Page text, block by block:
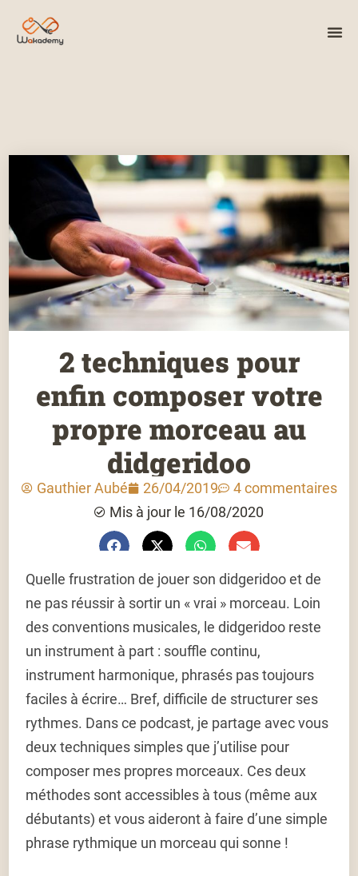
2 techniques pour
enfin composer votre
propre morceau au
didgeridoo
Gauthier Aubé 26/04/2019
4 commentaires
Mis à jour le 16/08/2020
Quelle frustration de jouer son didgeridoo et de
ne pas réussir à sortir un « vrai » morceau. Loin
des conventions musicales, le didgeridoo reste
un instrument à part : souffle continu,
instrument harmonique, phrasés pas toujours
faciles à écrire… Bref, difficile de structurer ses
rythmes. Dans ce podcast, je partage avec vous
deux techniques simples que j’utilise pour
composer mes propres morceaux. Ces deux
méthodes sont accessibles à tous (même aux
débutants) et vous aideront à faire d’une simple
phrase rythmique un morceau qui sonne !